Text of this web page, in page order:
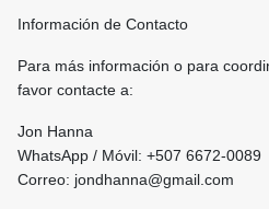
Información de Contacto
Para más información o para
favor contacte a:
Jon Hanna
WhatsApp / Móvil: +507 6672-0089
Correo: jondhanna@gmail.com